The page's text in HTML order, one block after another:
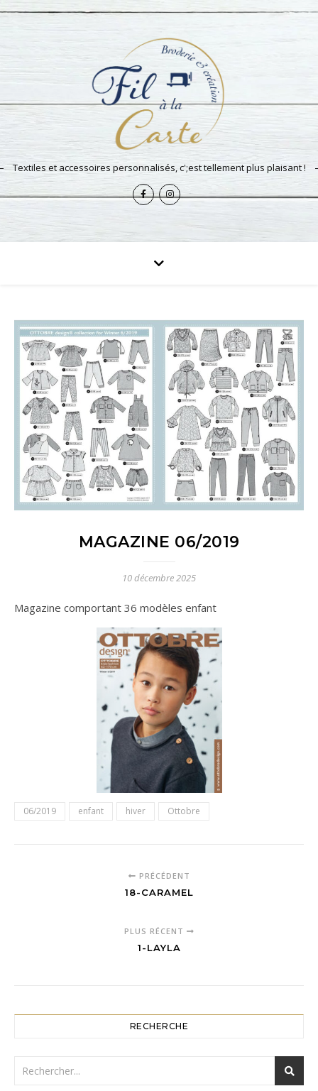
Textiles et accessoires personnalisés, c';est tellement plus plaisant !
MAGAZINE 06/2019
10 décembre 2025
Magazine comportant 36 modèles enfant
06/2019 enfant hiver Ottobre
PRÉCÉDENT
18-CARAMEL
PLUS RÉCENT
1-LAYLA
RECHERCHE